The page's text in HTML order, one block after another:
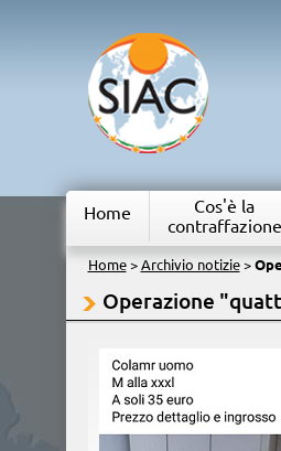
Home
Cos'è la
contraffazione
Home> Archivio notizie>
Operazione